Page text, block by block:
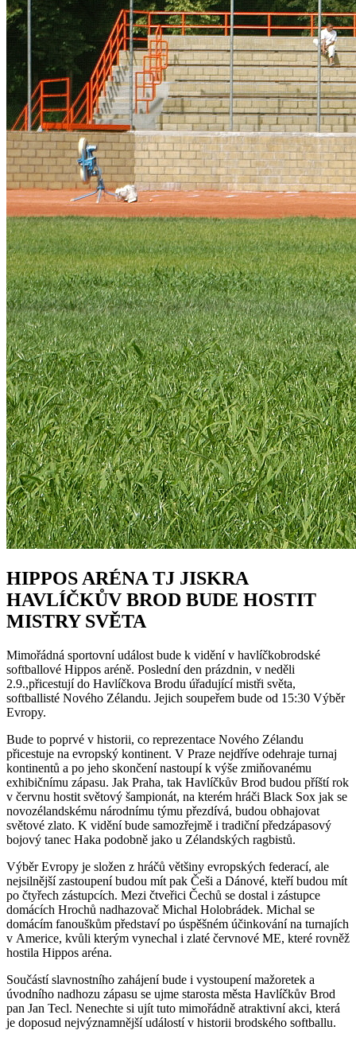
HIPPOS ARÉNA TJ JISKRA
HAVLÍČKŮV BROD BUDE HOSTIT
MISTRY SVĚTA
Mimořádná sportovní událost bude k vidění v havlíčkobrodské
softballové Hippos aréně. Poslední den prázdnin, v neděli
2.9.,přicestují do Havlíčkova Brodu úřadující mistři světa,
softballisté Nového Zélandu. Jejich soupeřem bude od 15:30 Výběr
Evropy.
Bude to poprvé v historii, co reprezentace Nového Zélandu
přicestuje na evropský kontinent. V Praze nejdříve odehraje turnaj
kontinentů a po jeho skončení nastoupí k výše zmiňovanému
exhibičnímu zápasu. Jak Praha, tak Havlíčkův Brod budou příští rok
v červnu hostit světový šampionát, na kterém hráči Black Sox jak se
novozélandskému národnímu týmu přezdívá, budou obhajovat
světové zlato. K vidění bude samozřejmě i tradiční předzápasový
bojový tanec Haka podobně jako u Zélandských ragbistů.
Výběr Evropy je složen z hráčů většiny evropských federací, ale
nejsilnější zastoupení budou mít pak Češi a Dánové, kteří budou mít
po čtyřech zástupcích. Mezi čtveřici Čechů se dostal i zástupce
domácích Hrochů nadhazovač Michal Holobrádek. Michal se
domácím fanouškům představí po úspěšném účinkování na turnajích
v Americe, kvůli kterým vynechal i zlaté červnové ME, které rovněž
hostila Hippos aréna.
Součástí slavnostního zahájení bude i vystoupení mažoretek a
úvodního nadhozu zápasu se ujme starosta města Havlíčkův Brod
pan Jan Tecl. Nenechte si ujít tuto mimořádně atraktivní akci, která
je doposud nejvýznamnější událostí v historii brodského softballu.